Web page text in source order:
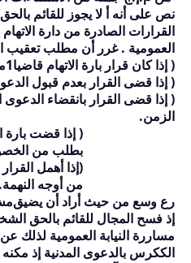
نص على أنه أ لا يجوز للقائم
القرارات الصادرة من دارة الاتهام
العمومية . غرر أن مطلب تعقيب
1( إذا كان قرار بارة الاتهام قاضيا
( إذا قضى القرار بعدم قبول
( إذا قضى القرار بانقضاء الدعوى
الزمن.
( إذا قضت بارة
بطلب من
(إذا أهمل
من أوجه النهمة.
رع وسع من حيث أراد أن يضيق
إذ فسح المجال للقائم بالحق
مساررة النيابة العمومية
الككرس بالدعوى المدنية إذ